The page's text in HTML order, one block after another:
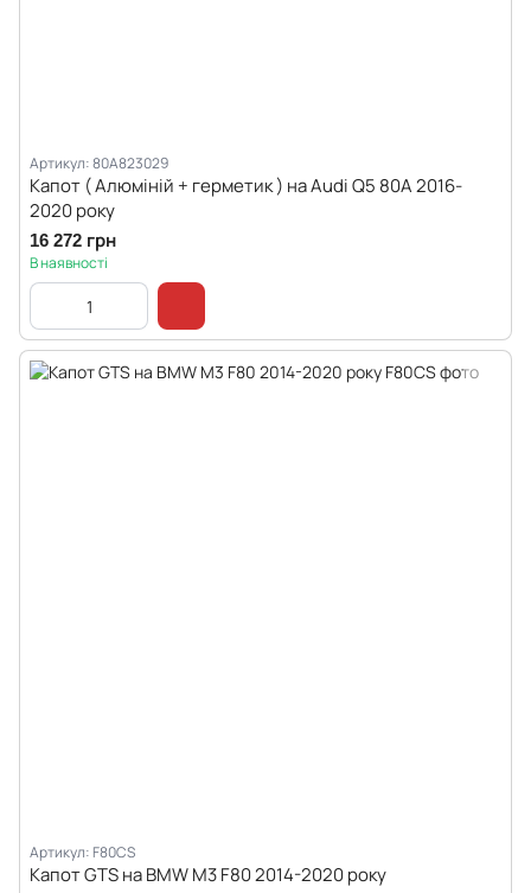
Артикул: 80A823029
Капот ( Алюміній + герметик ) на Audi Q5 80A 2016-
2020 року
16 272 грн
В наявності
Артикул: F80CS
Капот GTS на BMW M3 F80 2014-2020 року